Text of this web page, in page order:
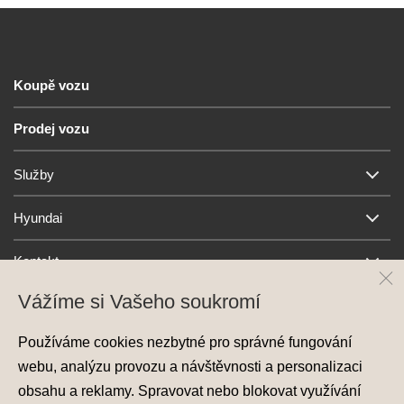
Koupě vozu
Prodej vozu
Služby
Hyundai
Kontakt
Vážíme si Vašeho soukromí
Používáme cookies nezbytné pro správné fungování
webu, analýzu provozu a návštěvnosti a personalizaci
obsahu a reklamy. Spravovat nebo blokovat využívání